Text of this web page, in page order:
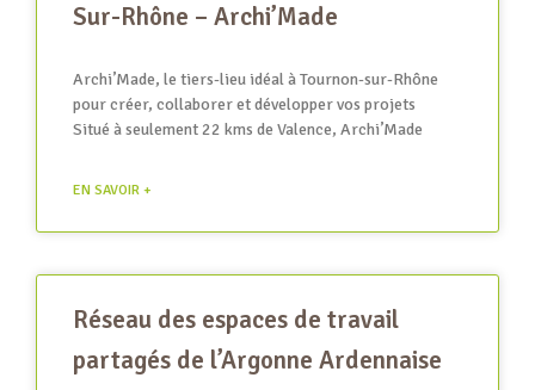
Sur-Rhône – Archi’Made
Archi’Made, le tiers-lieu idéal à Tournon-sur-Rhône
pour créer, collaborer et développer vos projets
Situé à seulement 22 kms de Valence, Archi’Made
EN SAVOIR +
Réseau des espaces de travail
partagés de l’Argonne Ardennaise